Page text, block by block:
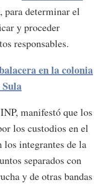
para determinar el
y proceder
responsables.
en la colonia
manifestó que los
los custodios en el
los integrantes de la
separados con
y de otras bandas